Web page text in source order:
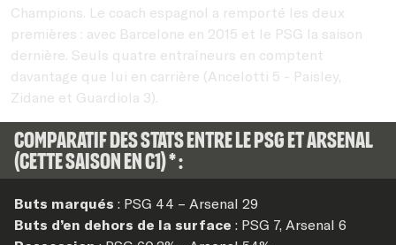
Champions. Le coach espagnol a remporté les deux
premières : avec Barcelone en 2015 et le PSG la saison
dernière. Seuls quatre entraîneurs en comptent
davantage que lui en carrière (Ancelotti 5 - Paisley,
Zidane et Guardiola 3).
Comparatif des stats entre le PSG et Arsenal
(cette saison en C1) * :
Buts marqués : PSG 44 – Arsenal 29
Buts d’en dehors de la surface : PSG 7, Arsenal 6